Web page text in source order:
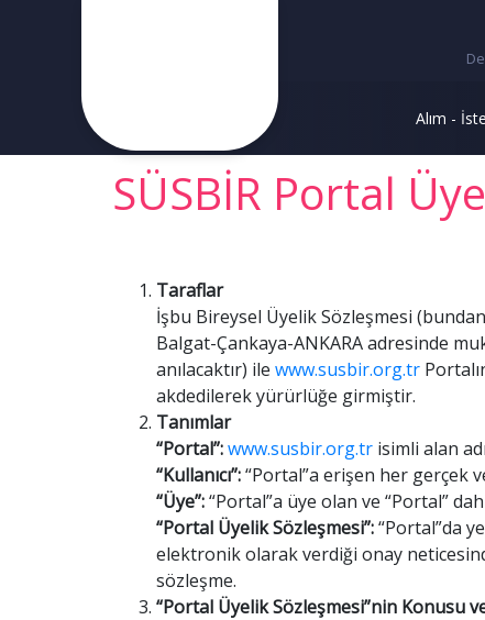
Alım -
SÜSBİR Portal
Taraflar
İşbu Bireysel Üyelik Sözleşmesi
Balgat-Çankaya-ANKARA adresinde
anılacaktır) ile www.susbir.org.tr
akdedilerek yürürlüğe girmiştir.
Tanımlar
“Portal”:www.susbir.org.tr isimli alan
“Kullanıcı”:“Portal”a erişen her gerçek
“Üye”:“Portal”a üye olan ve “Portal”
“Portal Üyelik Sözleşmesi”:“Portal”da
elektronik olarak verdiği onay
sözleşme.
“Portal Üyelik Sözleşmesi”nin Konusu